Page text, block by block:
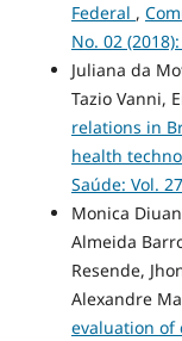
Federal ,
No. 02 (2018):
Juliana da
Tazio Vanni,
relations in
health
Saúde: Vol.
Monica
Almeida
Resende,
Alexandre
evaluation of